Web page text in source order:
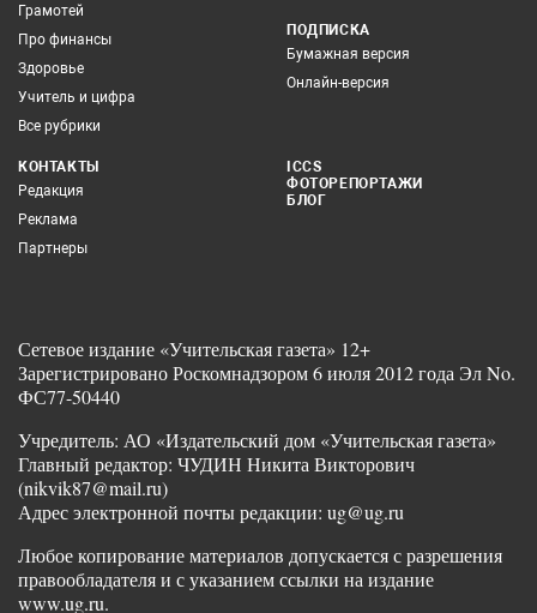
Грамотей
Про финансы
Здоровье
Учитель и цифра
Все рубрики
ПОДПИСКА
Бумажная версия
Онлайн-версия
КОНТАКТЫ
Редакция
Реклама
Партнеры
ICCS
ФОТОРЕПОРТАЖИ
БЛОГ
Сетевое издание «Учительская газета» 12+
Зарегистрировано Роскомнадзором 6 июля 2012 года Эл No.
ФС77-50440
Учредитель: АО «Издательский дом «Учительская газета»
Главный редактор: ЧУДИН Никита Викторович
(nikvik87@mail.ru)
Адрес электронной почты редакции: ug@ug.ru
Любое копирование материалов допускается с разрешения
правообладателя и с указанием ссылки на издание
www.ug.ru.